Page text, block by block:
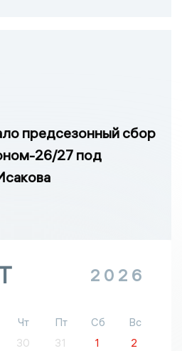
предсезонный сбор
26/27 под
2026
Чт Пт Сб
Вс
30 31 1
2